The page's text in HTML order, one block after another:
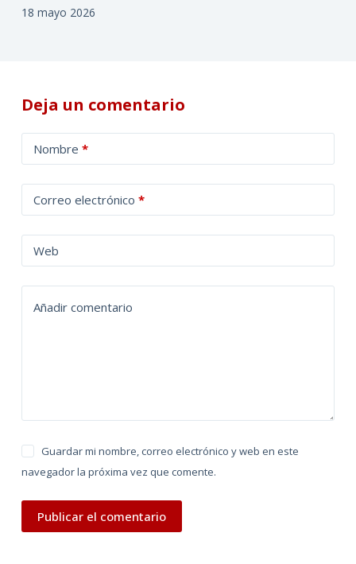
18 mayo 2026
Deja un comentario
Nombre *
Correo electrónico *
Web
Añadir comentario
Guardar mi nombre, correo electrónico y web en este
navegador la próxima vez que comente.
Publicar el comentario
l
t
a
t